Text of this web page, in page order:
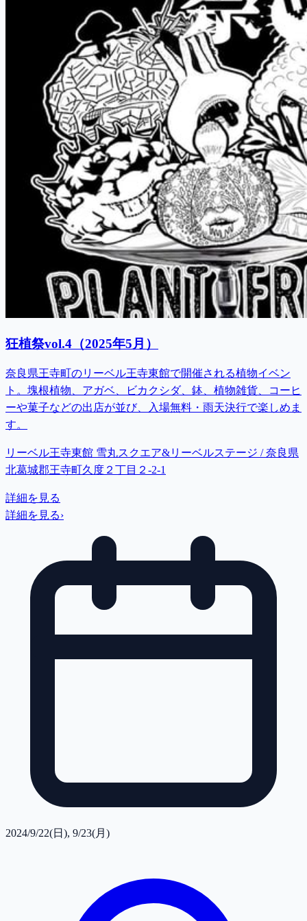
狂植祭vol.4（2025年5月）
奈良県王寺町のリーベル王寺東館で開催される植物イベン
ト。塊根植物、アガベ、ビカクシダ、鉢、植物雑貨、コーヒ
ーや菓子などの出店が並び、入場無料・雨天決行で楽しめま
す。
リーベル王寺東館 雪丸スクエア&リーベルステージ / 奈良県
北葛城郡王寺町久度２丁目２-2-1
詳細を見る
詳細を見る›
2024/9/22(日), 9/23(月)